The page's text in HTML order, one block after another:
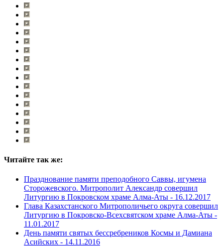
Читайте так же:
Празднование памяти преподобного Саввы, игумена
Сторожевского. Митрополит Александр совершил
Литургию в Покровском храме Алма-Аты - 16.12.2017
Глава Казахстанского Митрополичьего округа совершил
Литургию в Покровско-Всехсвятском храме Алма-Аты -
11.01.2017
День памяти святых бессребреников Космы и Дамиана
Асийских - 14.11.2016